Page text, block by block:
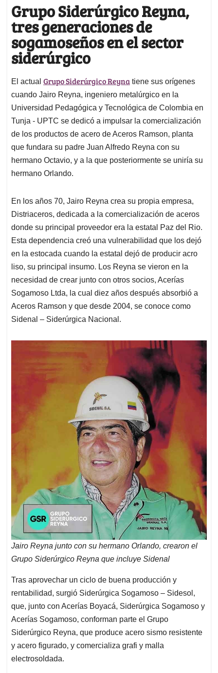
Grupo Siderúrgico Reyna,
tres generaciones de
sogamoseños en el sector
siderúrgico
El actual Grupo Siderúrgico Reyna tiene sus orígenes
cuando Jairo Reyna, ingeniero metalúrgico en la
Universidad Pedagógica y Tecnológica de Colombia en
Tunja - UPTC se dedicó a impulsar la comercialización
de los productos de acero de Aceros Ramson, planta
que fundara su padre Juan Alfredo Reyna con su
hermano Octavio, y a la que posteriormente se uniría su
hermano Orlando.
En los años 70, Jairo Reyna crea su propia empresa,
Distriaceros, dedicada a la comercialización de aceros
donde su principal proveedor era la estatal Paz del Rio.
Esta dependencia creó una vulnerabilidad que los dejó
en la estocada cuando la estatal dejó de producir acro
liso, su principal insumo. Los Reyna se vieron en la
necesidad de crear junto con otros socios, Acerías
Sogamoso Ltda, la cual diez años después absorbió a
Aceros Ramson y que desde 2004, se conoce como
Sidenal – Siderúrgica Nacional.
Jairo Reyna junto con su hermano Orlando, crearon el
Grupo Siderúrgico Reyna que incluye Sidenal
Tras aprovechar un ciclo de buena producción y
rentabilidad, surgió Siderúrgica Sogamoso – Sidesol,
que, junto con Acerías Boyacá, Siderúrgica Sogamoso y
Acerías Sogamoso, conforman parte el Grupo
Siderúrgico Reyna, que produce acero sismo resistente
y acero figurado, y comercializa grafi y malla
electrosoldada.